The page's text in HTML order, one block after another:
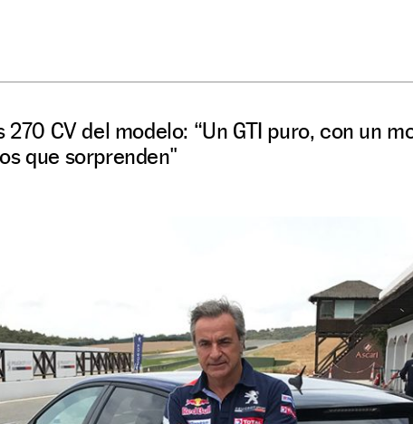
CV del modelo: “Un GTI puro, con un
que sorprenden"